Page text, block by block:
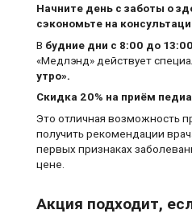
Начните день с заботы о
сэкономьте на
В будние дни с 8:00 до 13:00
«Медлэнд» действует
утро».
Скидка 20% на приём
Это отличная возможность
получить рекомендации
первых признаках
цене.
Акция подходит,